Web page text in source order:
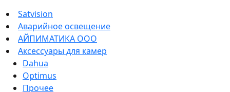
Satvision
Аварийное освещение
АЙПИМАТИКА ООО
Аксессуары для камер
Dahua
Optimus
Прочее